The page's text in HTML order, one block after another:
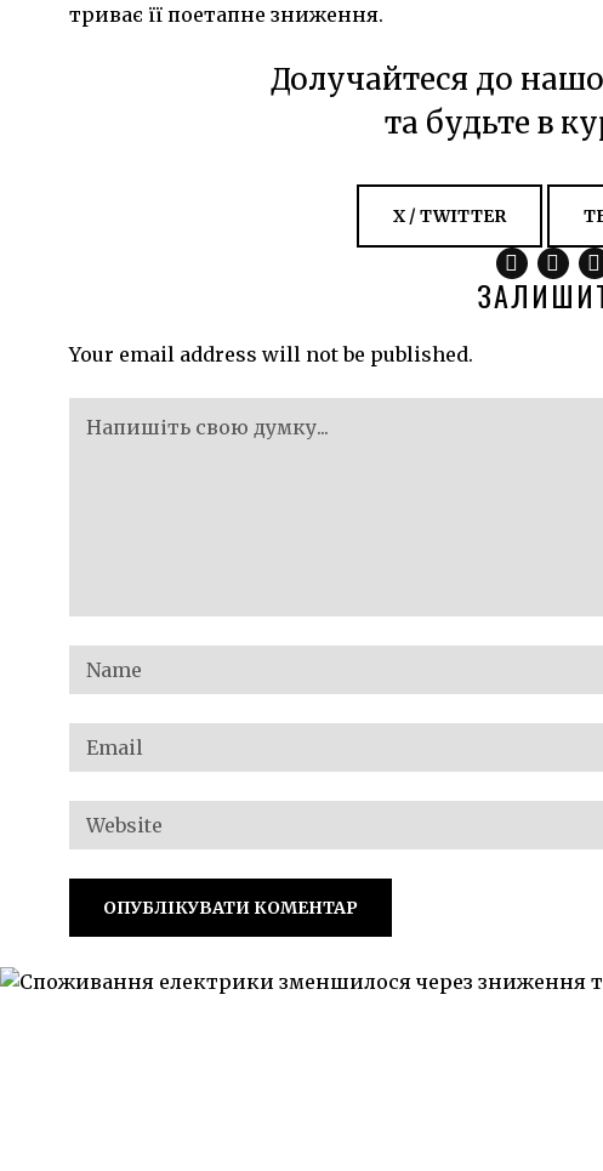
триває її поетапне зниження.
Долучайтеся до
та будьте в
X / TWITTER
Your email address will not be published.